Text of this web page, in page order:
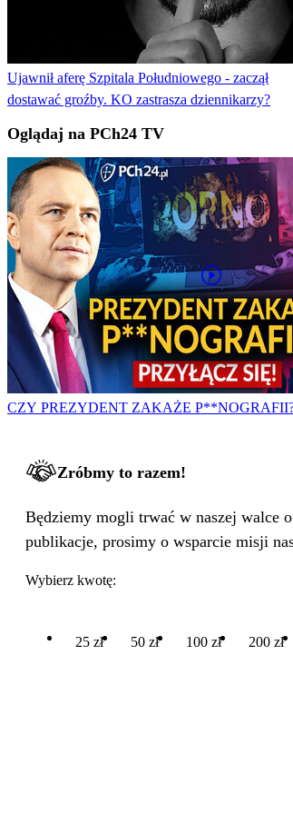
Ujawnił aferę Szpitala Południowego - zaczął
dostawać groźby. KO zastrasza dziennikarzy?
Oglądaj na PCh24 TV
CZY PREZYDENT ZAKAŻE
Zróbmy to razem!
Będziemy mogli trwać w naszej walce
publikacje, prosimy o wsparcie misji
Wybierz kwotę:
25 zł 50 zł 100 zł 200 zł